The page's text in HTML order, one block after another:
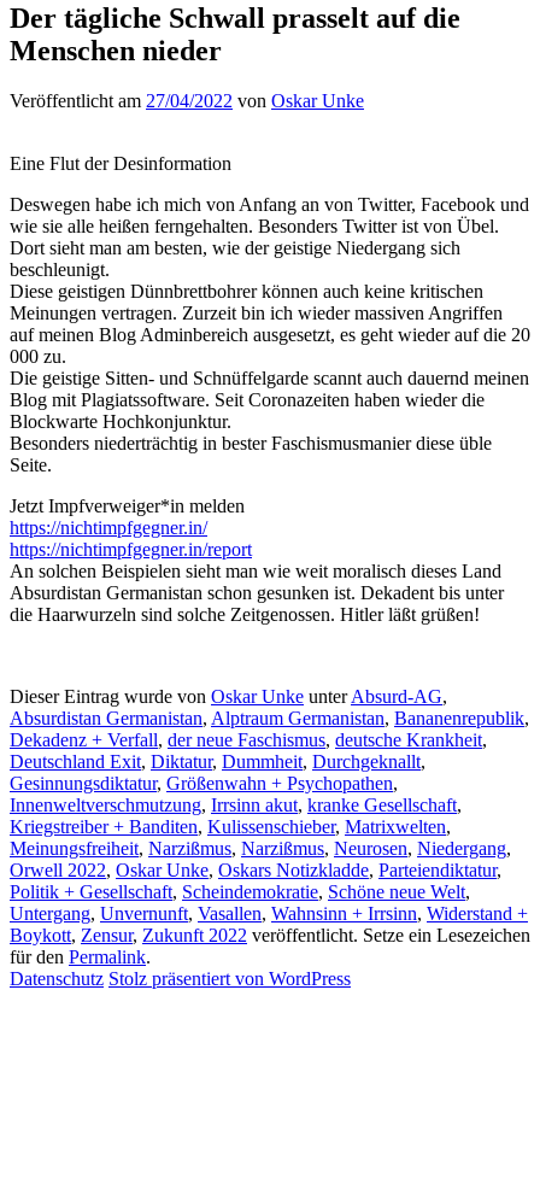
Der tägliche Schwall prasselt auf die
Menschen nieder
Veröffentlicht am 27/04/2022 von Oskar Unke
Eine Flut der Desinformation
Deswegen habe ich mich von Anfang an von Twitter, Facebook und
wie sie alle heißen ferngehalten. Besonders Twitter ist von Übel.
Dort sieht man am besten, wie der geistige Niedergang sich
beschleunigt.
Diese geistigen Dünnbrettbohrer können auch keine kritischen
Meinungen vertragen. Zurzeit bin ich wieder massiven Angriffen
auf meinen Blog Adminbereich ausgesetzt, es geht wieder auf die 20
000 zu.
Die geistige Sitten- und Schnüffelgarde scannt auch dauernd meinen
Blog mit Plagiatssoftware. Seit Coronazeiten haben wieder die
Blockwarte Hochkonjunktur.
Besonders niederträchtig in bester Faschismusmanier diese üble
Seite.
Jetzt Impfverweiger*in melden
https://nichtimpfgegner.in/
https://nichtimpfgegner.in/report
An solchen Beispielen sieht man wie weit moralisch dieses Land
Absurdistan Germanistan schon gesunken ist. Dekadent bis unter
die Haarwurzeln sind solche Zeitgenossen. Hitler läßt grüßen!
Dieser Eintrag wurde von Oskar Unke unterAbsurd-AG,
Absurdistan Germanistan, Alptraum Germanistan, Bananenrepublik,
Dekadenz + Verfall, der neue Faschismus, deutsche Krankheit,
Deutschland Exit, Diktatur, Dummheit, Durchgeknallt,
Gesinnungsdiktatur, Größenwahn + Psychopathen,
Innenweltverschmutzung, Irrsinn akut, kranke Gesellschaft,
Kriegstreiber + Banditen, Kulissenschieber, Matrixwelten,
Meinungsfreiheit, Narzißmus, Narzißmus, Neurosen, Niedergang,
Orwell 2022, Oskar Unke, Oskars Notizkladde, Parteiendiktatur,
Politik + Gesellschaft, Scheindemokratie, Schöne neue Welt,
Untergang, Unvernunft, Vasallen, Wahnsinn + Irrsinn, Widerstand +
Boykott, Zensur, Zukunft 2022 veröffentlicht. Setze ein Lesezeichen
für den Permalink.
Datenschutz Stolz präsentiert von WordPress